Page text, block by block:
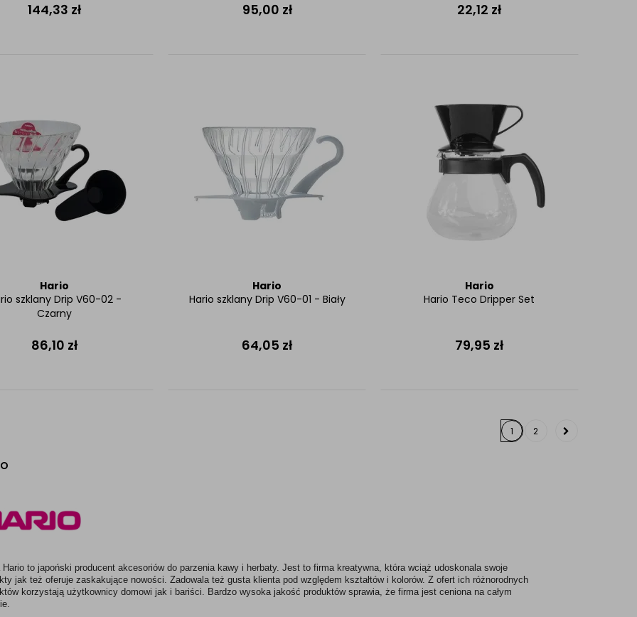
144,33 zł 95,00 zł 22,12 zł
Hario
szklany Drip V60-02 -
Czarny
86,10 zł
Hario
Hario szklany Drip V60-01 - Biały
64,05 zł
Hario
Hario Teco Dripper Set
79,95 zł
1 2
Hario to japoński producent akcesoriów do parzenia kawy i herbaty. Jest to firma kreatywna, która wciąż udoskonala swoje
jak też oferuje zaskakujące nowości. Zadowala też gusta klienta pod względem kształtów i kolorów. Z ofert ich różnorodnych
korzystają użytkownicy domowi jak i bariści. Bardzo wysoka jakość produktów sprawia, że firma jest ceniona na całym